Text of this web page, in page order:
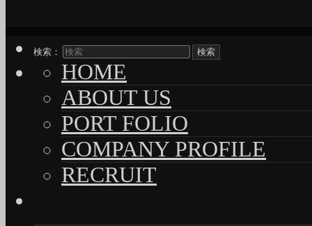
検索：
HOME
ABOUT US
PORT FOLIO
COMPANY PROFILE
RECRUIT